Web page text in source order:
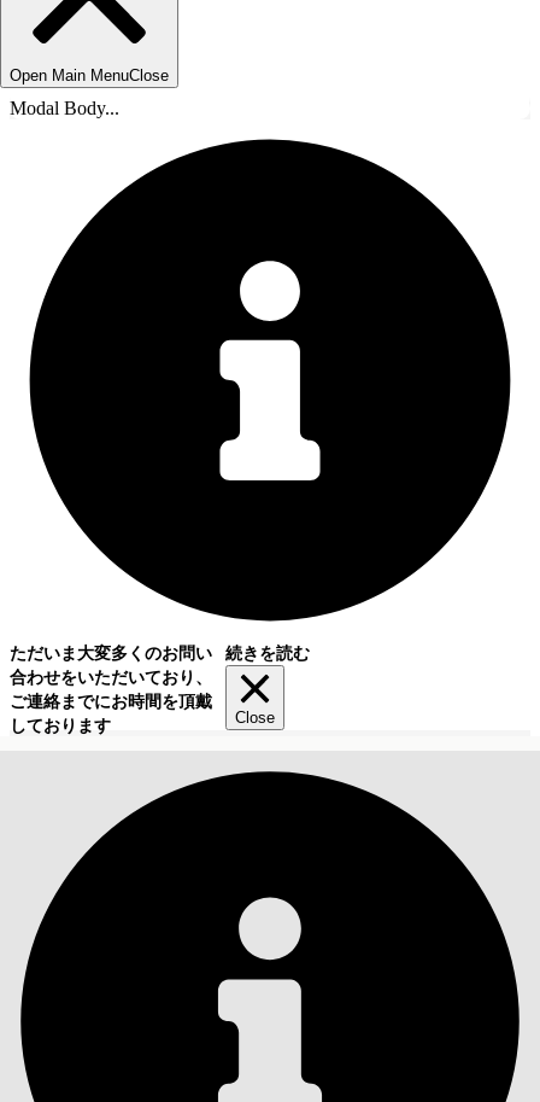
Open Main MenuClose
Modal Body...
ただいま大変多くのお問い
合わせをいただいており、
ご連絡までにお時間を頂戴
しております
続きを読む
Close
目次